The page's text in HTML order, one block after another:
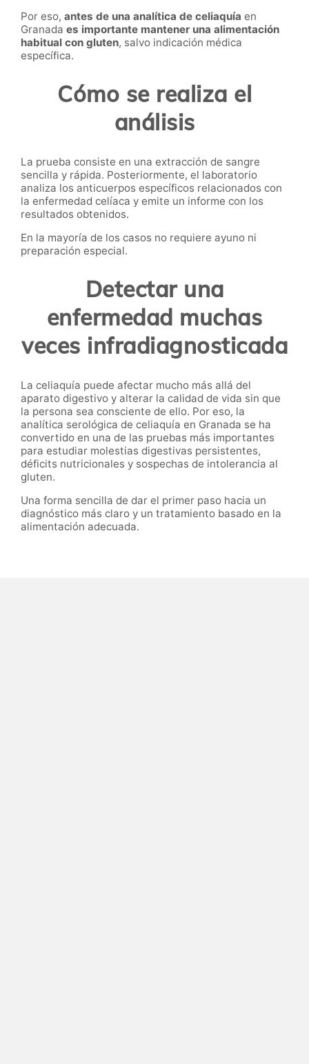
Por eso, antes de una analítica de celiaquía en
Granada es importante mantener una alimentación
habitual con gluten, salvo indicación médica
específica.
Cómo se realiza el
análisis
La prueba consiste en una extracción de sangre
sencilla y rápida. Posteriormente, el laboratorio
analiza los anticuerpos específicos relacionados con
la enfermedad celíaca y emite un informe con los
resultados obtenidos.
En la mayoría de los casos no requiere ayuno ni
preparación especial.
Detectar una
enfermedad muchas
veces infradiagnosticada
La celiaquía puede afectar mucho más allá del
aparato digestivo y alterar la calidad de vida sin que
la persona sea consciente de ello. Por eso, la
analítica serológica de celiaquía en Granada se ha
convertido en una de las pruebas más importantes
para estudiar molestias digestivas persistentes,
déficits nutricionales y sospechas de intolerancia al
gluten.
Una forma sencilla de dar el primer paso hacia un
diagnóstico más claro y un tratamiento basado en la
alimentación adecuada.